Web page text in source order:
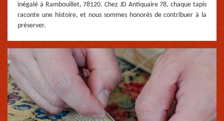
inégalé à Rambouillet, 78120. Chez JD Antiquaire 78, chaque tapis
raconte une histoire, et nous sommes honorés de contribuer à la
préserver.